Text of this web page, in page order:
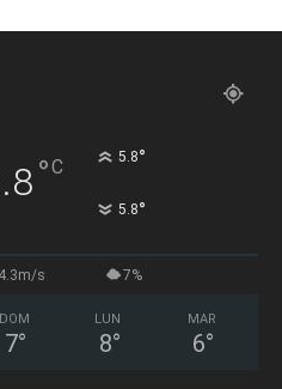
°C 5.8°
5.8°
4.3m/s 7%
DOM
7°
LUN
8°
MAR
6°